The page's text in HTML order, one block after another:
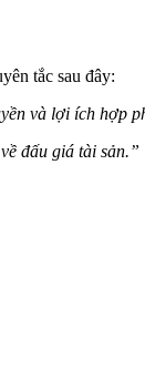
tắc sau đây:
và lợi ích hợp
đấu giá tài sản.”